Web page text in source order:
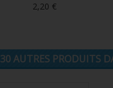
2,20 €
30 AUTRES PRODUITS